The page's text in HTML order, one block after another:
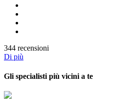
344 recensioni
Di più
Gli specialisti più vicini a te